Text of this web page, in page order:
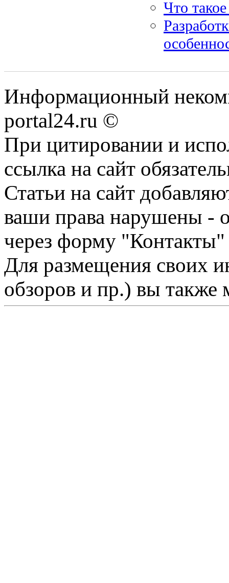
Что
Информационный
portal24.ru ©
При цитировании и
ссылка на сайт
Статьи на сайт
ваши права нарушены -
через форму "Контакты"
Для размещения своих
обзоров и пр.) вы также